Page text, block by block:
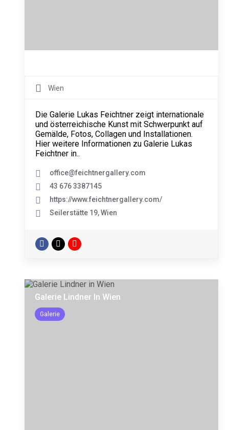
Wien
Die Galerie Lukas Feichtner zeigt internationale
und österreichische Kunst mit Schwerpunkt auf
Gemälde, Fotos, Collagen und Installationen.
Hier weitere Informationen zu Galerie Lukas
Feichtner in..
office@feichtnergallery.com
43 676 3387145
https://www.feichtnergallery.com/
Seilerstätte 19, Wien
Galerie Lindner In Wien
Galerie